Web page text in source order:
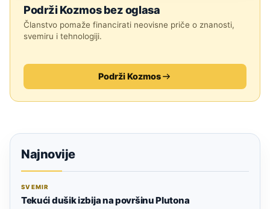
Podrži Kozmos bez oglasa
Članstvo pomaže financirati neovisne priče o znanosti,
svemiru i tehnologiji.
Podrži Kozmos
Najnovije
SVEMIR
Tekući dušik izbija na površinu Plutona